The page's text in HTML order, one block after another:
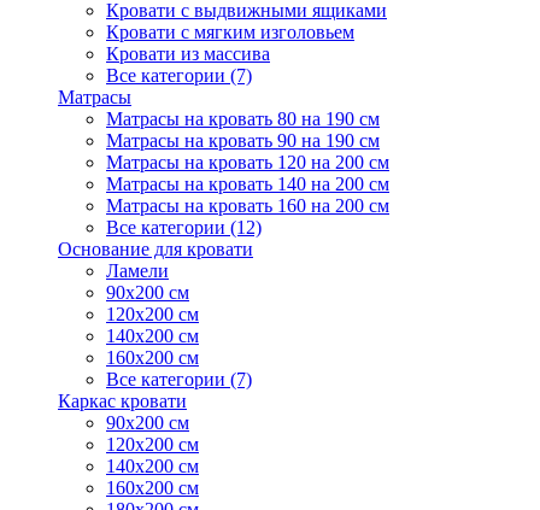
Кровати с выдвижными ящиками
Кровати с мягким изголовьем
Кровати из массива
Все категории (7)
Матрасы
Матрасы на кровать 80 на 190 см
Матрасы на кровать 90 на 190 см
Матрасы на кровать 120 на 200 см
Матрасы на кровать 140 на 200 см
Матрасы на кровать 160 на 200 см
Все категории (12)
Основание для кровати
Ламели
90х200 см
120х200 см
140х200 см
160х200 см
Все категории (7)
Каркас кровати
90х200 см
120х200 см
140х200 см
160х200 см